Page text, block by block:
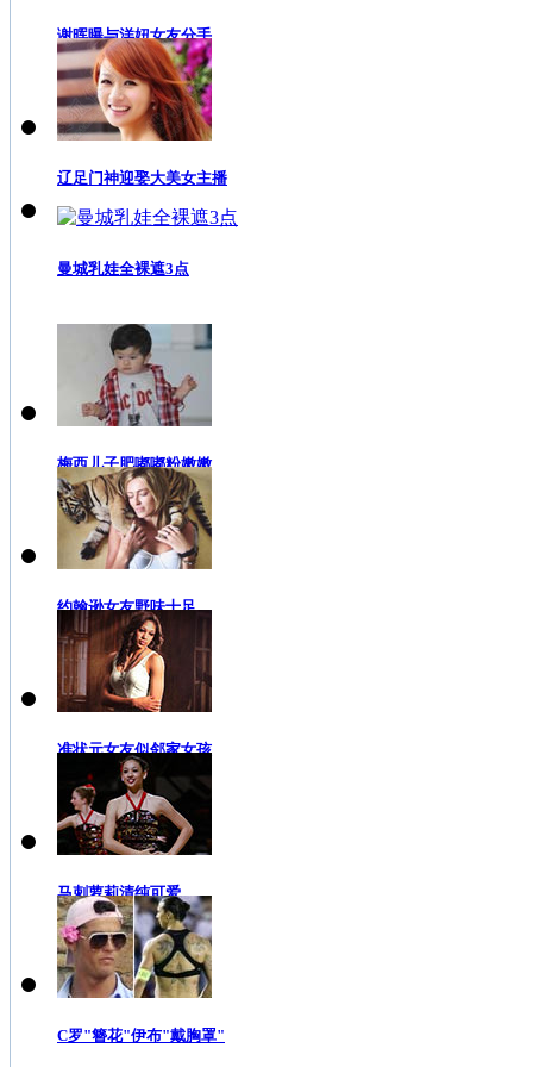
谢晖曝与洋妞女友分手
辽足门神迎娶大美女主播
曼城乳娃全裸遮3点
梅西儿子肥嘟嘟粉嫩嫩
约翰逊女友野味十足
准状元女友似邻家女孩
马刺萝莉清纯可爱
C罗"簪花"伊布"戴胸罩"